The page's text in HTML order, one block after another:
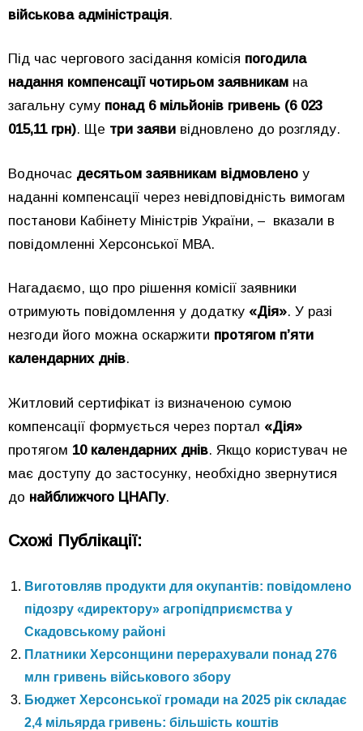
військова адміністрація.
Під час чергового засідання комісія погодила
надання компенсації чотирьом заявникам на
загальну суму понад 6 мільйонів гривень (6 023
015,11 грн). Ще три заяви відновлено до розгляду.
Водночас десятьом заявникам відмовлено у
наданні компенсації через невідповідність вимогам
постанови Кабінету Міністрів України, – вказали в
повідомленні Херсонської МВА.
Нагадаємо, що про рішення комісії заявники
отримують повідомлення у додатку «Дія». У разі
незгоди його можна оскаржити протягом п’яти
календарних днів.
Житловий сертифікат із визначеною сумою
компенсації формується через портал «Дія»
протягом 10 календарних днів. Якщо користувач не
має доступу до застосунку, необхідно звернутися
до найближчого ЦНАПу.
Схожі Публікації:
Виготовляв продукти для окупантів: повідомлено
підозру «директору» агропідприємства у
Скадовському районі
Платники Херсонщини перерахували понад 276
млн гривень військового збору
Бюджет Херсонської громади на 2025 рік складає
2,4 мільярда гривень: більшість коштів